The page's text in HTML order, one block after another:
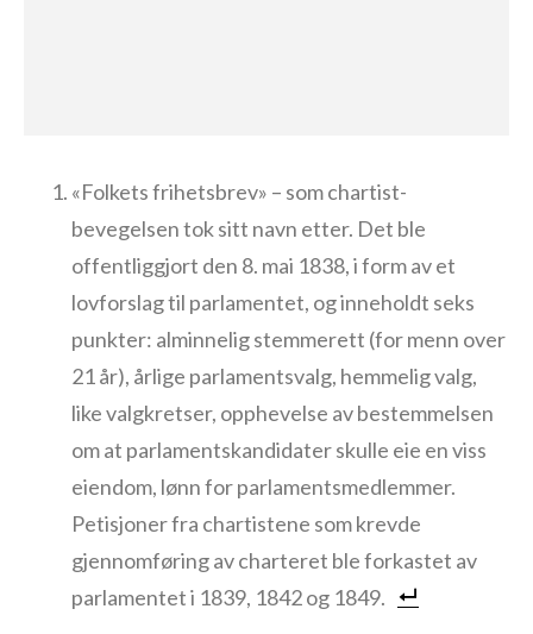
«Folkets frihetsbrev» – som chartist-
bevegelsen tok sitt navn etter. Det ble
offentliggjort den 8. mai 1838, i form av et
lovforslag til parlamentet, og inneholdt seks
punkter: alminnelig stemmerett (for menn over
21 år), årlige parlamentsvalg, hemmelig valg,
like valgkretser, opphevelse av bestemmelsen
om at parlamentskandidater skulle eie en viss
eiendom, lønn for parlamentsmedlemmer.
Petisjoner fra chartistene som krevde
gjennomføring av charteret ble forkastet av
parlamentet i 1839, 1842 og 1849.